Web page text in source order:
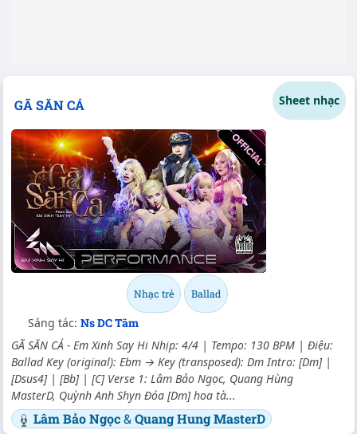
GÃ SĂN CÁ Sheet nhạc
Nhạc trẻ Ballad
Sáng tác: Ns DC Tâm
GÃ SĂN CÁ - Em Xinh Say Hi Nhịp: 4/4 | Tempo: 130 BPM | Điệu:
Ballad Key (original): Ebm → Key (transposed): Dm Intro: [Dm] |
[Dsus4] | [Bb] | [C] Verse 1: Lâm Bảo Ngọc, Quang Hùng
MasterD, Quỳnh Anh Shyn Đóa [Dm] hoa tà...
Lâm Bảo Ngọc&Quang Hung MasterD